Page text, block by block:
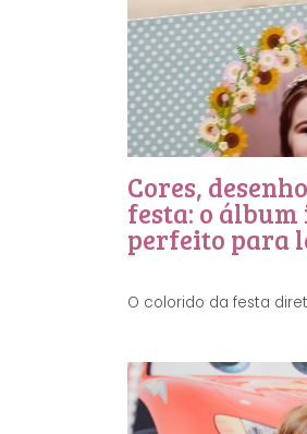
Cores,
festa: o álbum
perfeito para
O colorido da festa